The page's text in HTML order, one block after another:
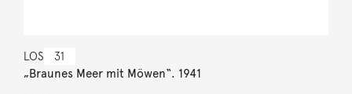
LOS 31
„Braunes Meer mit Möwen“. 1941